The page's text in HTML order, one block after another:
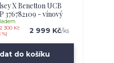
X Benetton UCB
376782109 - vínový
300 Kč
%)
2 999 Kč/ks
do košíku